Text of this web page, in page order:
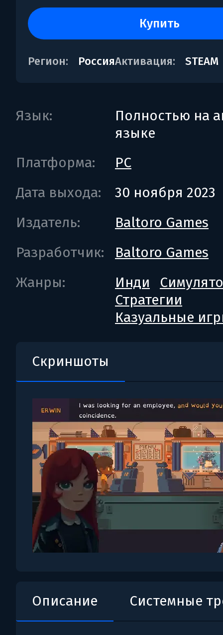
купить
Регион: РоссияАктивация: STEAM
Язык:
Полностью на
языке
Платформа:
PC
Дата выхода:
30 ноября 2023
Издатель:
Baltoro Games
Разработчик:
Baltoro Games
Жанры:
Инди
Стратегии
Казуальные
Скриншоты
Описание Системные